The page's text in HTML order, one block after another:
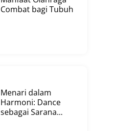
Combat bagi Tubuh
Menari dalam
Harmoni: Dance
sebagai Sarana...